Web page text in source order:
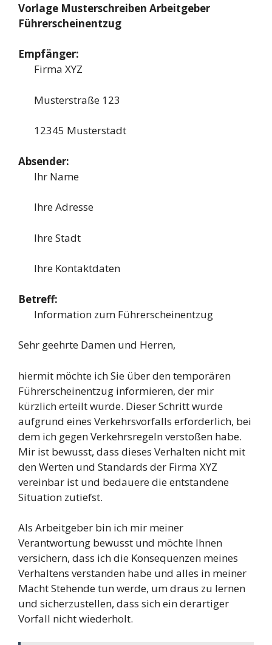
Vorlage Musterschreiben Arbeitgeber
Führerscheinentzug
Empfänger:
Firma XYZ
Musterstraße 123
12345 Musterstadt
Absender:
Ihr Name
Ihre Adresse
Ihre Stadt
Ihre Kontaktdaten
Betreff:
Information zum Führerscheinentzug
Sehr geehrte Damen und Herren,
hiermit möchte ich Sie über den temporären
Führerscheinentzug informieren, der mir
kürzlich erteilt wurde. Dieser Schritt wurde
aufgrund eines Verkehrsvorfalls erforderlich, bei
dem ich gegen Verkehrsregeln verstoßen habe.
Mir ist bewusst, dass dieses Verhalten nicht mit
den Werten und Standards der Firma XYZ
vereinbar ist und bedauere die entstandene
Situation zutiefst.
Als Arbeitgeber bin ich mir meiner
Verantwortung bewusst und möchte Ihnen
versichern, dass ich die Konsequenzen meines
Verhaltens verstanden habe und alles in meiner
Macht Stehende tun werde, um draus zu lernen
und sicherzustellen, dass sich ein derartiger
Vorfall nicht wiederholt.